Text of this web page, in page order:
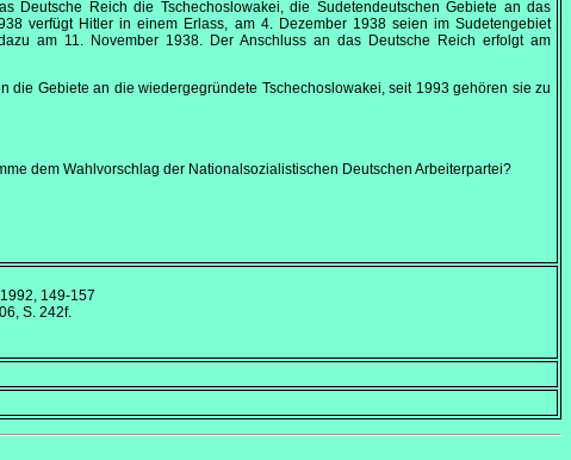
Deutsche Reich die Tschechoslowakei, die Sudetendeutschen Gebiete an das
verfügt Hitler in einem Erlass, am 4. Dezember 1938seien im Sudetengebiet
am 11. November 1938. Der Anschluss an das Deutsche Reich erfolgt am
die Gebiete an die wiedergegründete Tschechoslowakei, seit 1993 gehören sie zu
dem Wahlvorschlag der Nationalsozialistischen Deutschen Arbeiterpartei?
149-157
S. 242f.